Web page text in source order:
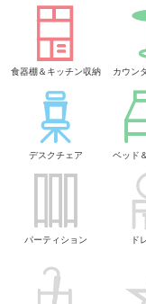
食器棚＆キッチン収納 カウン
デスクチェア ベッド
パーティション ド